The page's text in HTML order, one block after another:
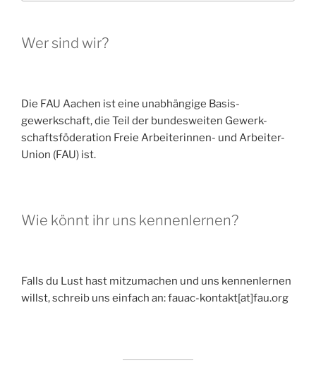
Wer sind wir?
Die FAU Aachen ist eine un­abhängige Basis­
gewerkschaft, die Teil der bundesweiten Gewerk-
schaftsföderation Freie Arbeiterinnen- und Arbeiter-
Union (FAU) ist.
Wie könnt ihr uns kennenlernen?
Falls du Lust hast mitzumachen und uns kennenlernen
willst, schreib uns einfach an: fauac-kontakt[at]fau.org